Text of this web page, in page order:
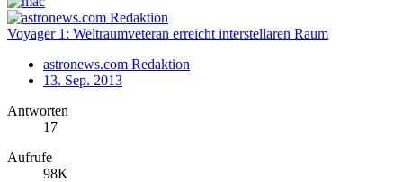
Voyager 1: Weltraumveteran erreicht interstellaren Raum
astronews.com Redaktion
13. Sep. 2013
Antworten
17
Aufrufe
98K